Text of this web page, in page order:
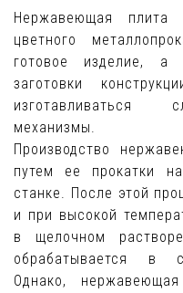
Нержавеющая
цветного
готовое изделие,
заготовки
изготавливаться
механизмы.
Производство
путем ее прокатки
станке. После этой
и при высокой
в щелочном
обрабатывается в
Однако,